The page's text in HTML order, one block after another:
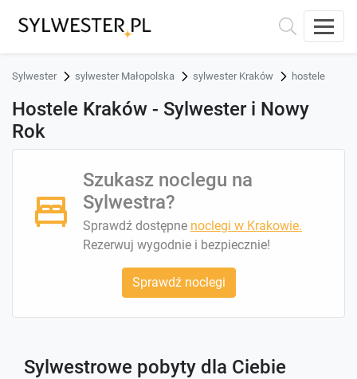
Sylwester sylwester Małopolska sylwester Kraków hostele
Hostele Kraków - Sylwester i Nowy
Rok
Szukasz noclegu na
Sylwestra?
Sprawdź dostępne noclegi w Krakowie.
Rezerwuj wygodnie i bezpiecznie!
Sprawdź noclegi
Sylwestrowe pobyty dla Ciebie